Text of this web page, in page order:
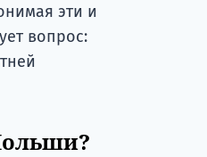
эти и
вопрос: